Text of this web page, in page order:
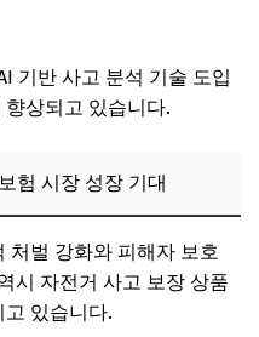
기반 사고 분석 기술 도입
상되고 있습니다.
험 시장 성장 기대
처벌 강화와 피해자 보호
시 자전거 사고 보장 상품
있습니다.